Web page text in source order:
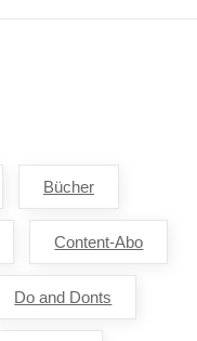
Bücher
Content-Abo
Do and Donts